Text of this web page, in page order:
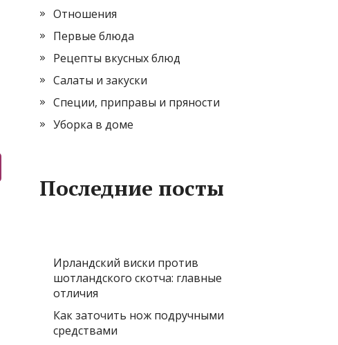
Отношения
Первые блюда
Рецепты вкусных блюд
Салаты и закуски
Специи, приправы и пряности
Уборка в доме
Последние посты
Ирландский виски против
шотландского скотча: главные
отличия
Как заточить нож подручными
средствами